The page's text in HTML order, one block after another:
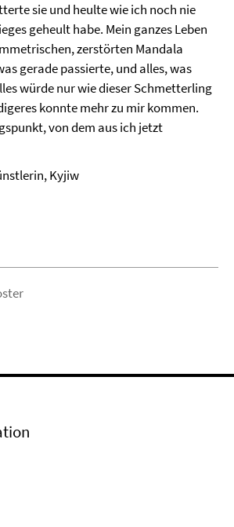
sie und heulte wie ich noch nie
geheult habe. Mein ganzes Leben
zerstörten Mandala
gerade passierte, und alles, was
würde nur wie dieser Schmetterling
konnte mehr zu mir kommen.
von dem aus ich jetzt
Kyjiw